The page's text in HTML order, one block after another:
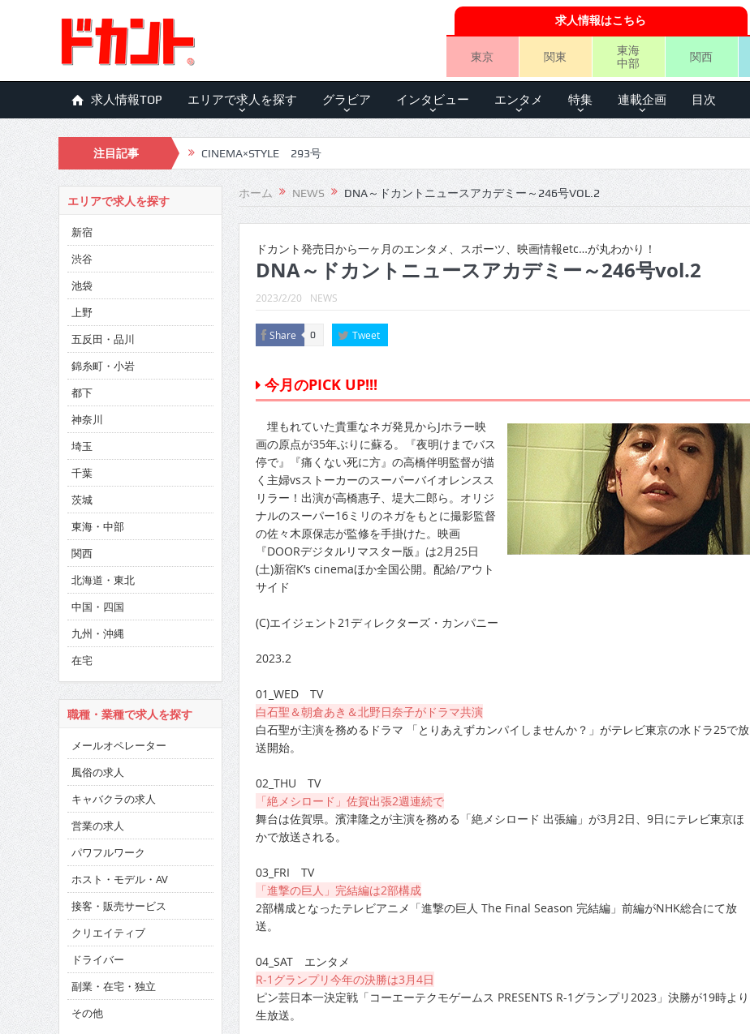
求人情報はこちら
東京 関東
東海
中部
関西
求人情報TOP エリアで求人を探す グラビア インタビュー エンタメ 特集 連載企画 目次
注目記事 CINEMA×STYLE 293号
CINEMA×STYLE 292号
CINEMA×STYLE 291号
CINEMA×STYLE 290号
CINEMA×STYLE 289号
CINEMA×STYLE 288号
CINEMA×STYLE 287号
CINEMA×STYLE 286号
CINEMA×STYLE 285号
CINEMA×STYLE 294号
ホーム NEWS DNA～ドカントニュースアカデミー～246号VOL.2
ドカント発売日から一ヶ月のエンタメ、スポーツ、映画情報etc…が丸わかり！
DNA～ドカントニュースアカデミー～246号vol.2
2023/2/20 NEWS
Share 0 Tweet
今月のPICK UP!!!
埋もれていた貴重なネガ発見からJホラー映
画の原点が35年ぶりに蘇る。『夜明けまでバス
停で』『痛くない死に方』の高橋伴明監督が描
く主婦vsストーカーのスーパーバイオレンスス
リラー！出演が高橋惠子、堤大二郎ら。オリジ
ナルのスーパー16ミリのネガをもとに撮影監督
の佐々木原保志が監修を手掛けた。映画
『DOORデジタルリマスター版』は2月25日
(土)新宿K’s cinemaほか全国公開。配給/アウト
サイド
(C)エイジェント21ディレクターズ・カンパニー
2023.2
01_WED TV
白石聖＆朝倉あき＆北野日奈子がドラマ共演
白石聖が主演を務めるドラマ 「とりあえずカンパイしませんか？」がテレビ東京の水ドラ25で放
送開始。
02_THU TV
「絶メシロード」佐賀出張2週連続で
舞台は佐賀県。濱津隆之が主演を務める「絶メシロード 出張編」が3月2日、9日にテレビ東京ほ
かで放送される。
03_FRI TV
「進撃の巨人」完結編は2部構成
2部構成となったテレビアニメ「進撃の巨人 The Final Season 完結編」前編がNHK総合にて放
送。
04_SAT エンタメ
R-1グランプリ今年の決勝は3月4日
ピン芸日本一決定戦「コーエーテクモゲームス PRESENTS R-1グランプリ2023」決勝が19時より
生放送。
エリアで求人を探す
新宿
渋谷
池袋
上野
五反田・品川
錦糸町・小岩
都下
神奈川
埼玉
千葉
茨城
東海・中部
関西
北海道・東北
中国・四国
九州・沖縄
在宅
職種・業種で求人を探す
メールオペレーター
風俗の求人
キャバクラの求人
営業の求人
パワフルワーク
ホスト・モデル・AV
接客・販売サービス
クリエイティブ
ドライバー
副業・在宅・独立
その他